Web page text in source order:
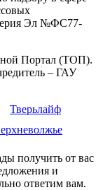
Эл №ФС77-
Портал (ТОП).
– ГАУ
Тверьлайф
получить от вас
и
ответим вам.